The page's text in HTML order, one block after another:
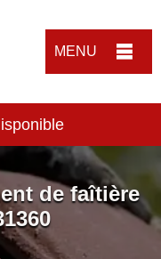
MENU
de faîtière